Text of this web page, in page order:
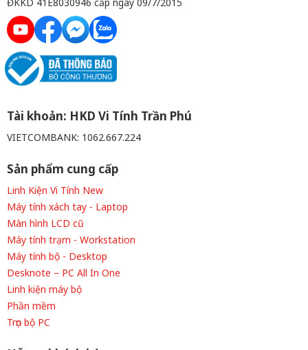
Tài khoản: HKD Vi Tính Trần Phú
VIETCOMBANK: 1062.667.224
Sản phẩm cung cấp
Linh Kiện Vi Tính New
Máy tính xách tay - Laptop
Màn hình LCD cũ
Máy tính trạm - Workstation
Máy tính bộ - Desktop
Desknote – PC All In One
Linh kiện máy bộ
Phần mềm
Trọn bộ PC